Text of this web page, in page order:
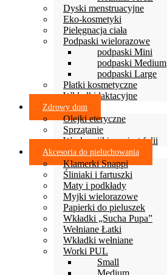
Dyski menstruacyjne
Eko-kosmetyki
Pielęgnacja ciała
Podpaski wielorazowe
podpaski Mini
podpaski Medium
podpaski Large
Płatki kosmetyczne
Wkładki laktacyjne
Zdrowy dom
Olejki eteryczne
Sprzątanie
Woskowijki zamiast folii
Akcesoria do pieluchowania
Klamerki Snappi
Śliniaki i fartuszki
Maty i podkłady
Myjki wielorazowe
Papierki do pieluszek
Wkładki „Sucha Pupa”
Wełniane Łatki
Wkładki wełniane
Worki PUL
Small